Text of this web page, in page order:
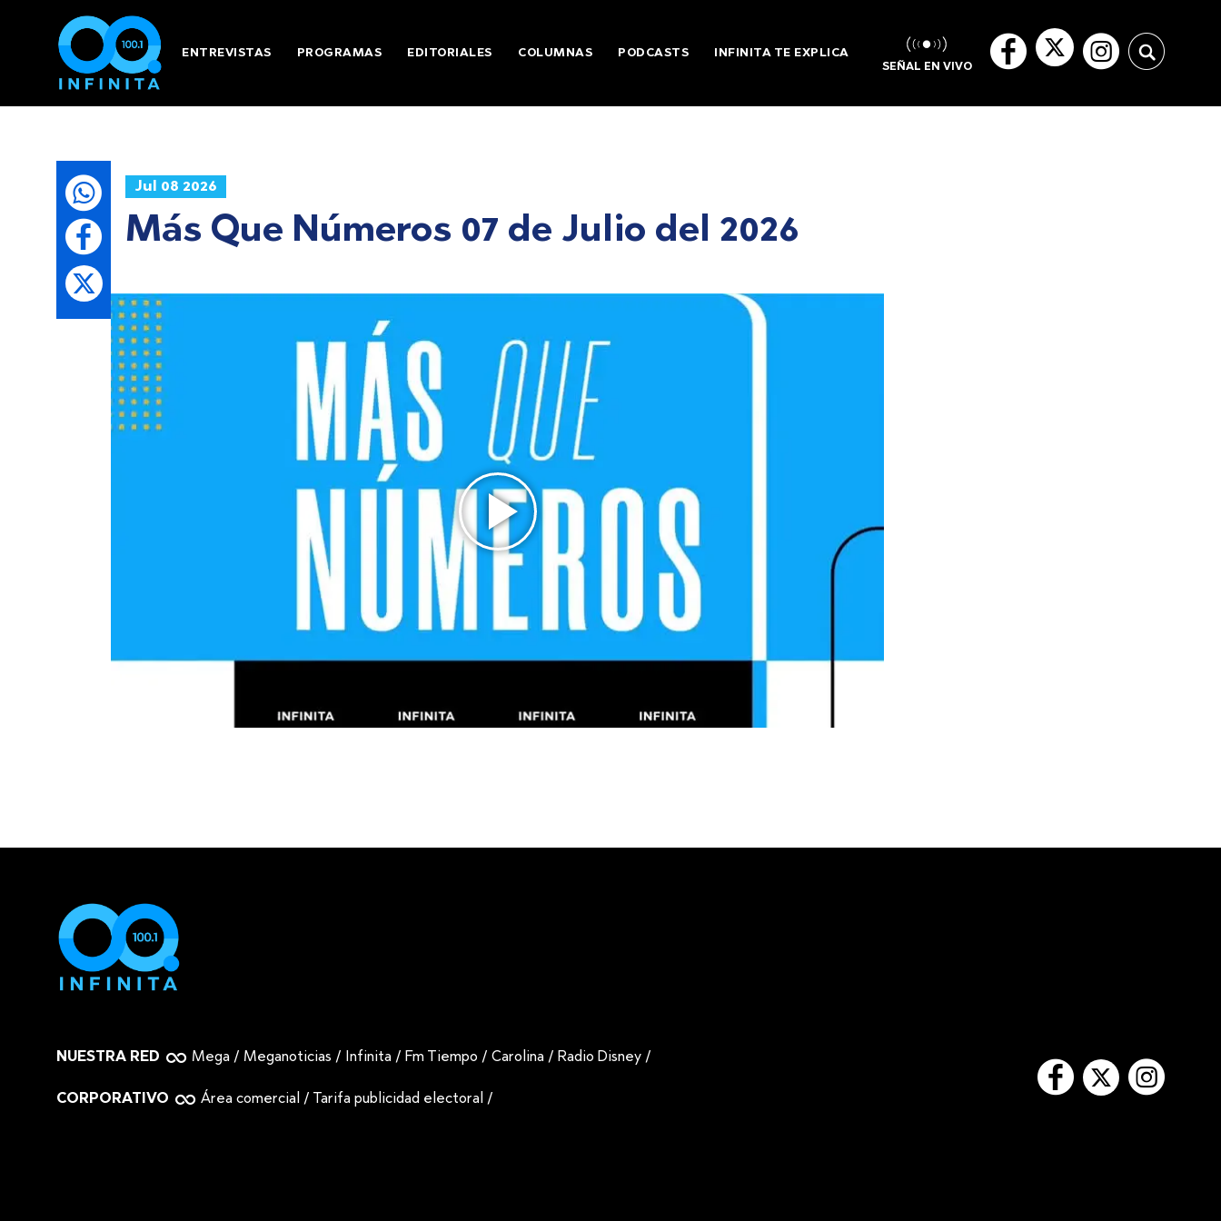
ENTREVISTAS PROGRAMAS EDITORIALES COLUMNAS PODCASTS INFINITA TE EXPLICA
SEÑAL EN VIVO
Jul 08 2026
Más Que Números 07 de Julio del 2026
NUESTRA RED Mega / Meganoticias / Infinita / Fm Tiempo /Carolina / Radio Disney /
CORPORATIVO Área comercial / Tarifa publicidad electoral /